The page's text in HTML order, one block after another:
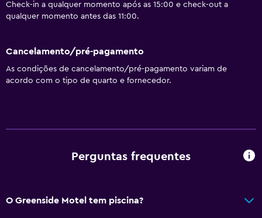
Toalhas
Artigos de higiene grátis
Shampoo
Alarmes de fumaça
Check-in a qualquer momento após as 15:00 e check-out a
qualquer momento antes das 11:00.
Cancelamento/pré-pagamento
As condições de cancelamento/pré-pagamento variam de
acordo com o tipo de quarto e fornecedor.
Perguntas frequentes
O Greenside Motel tem piscina?